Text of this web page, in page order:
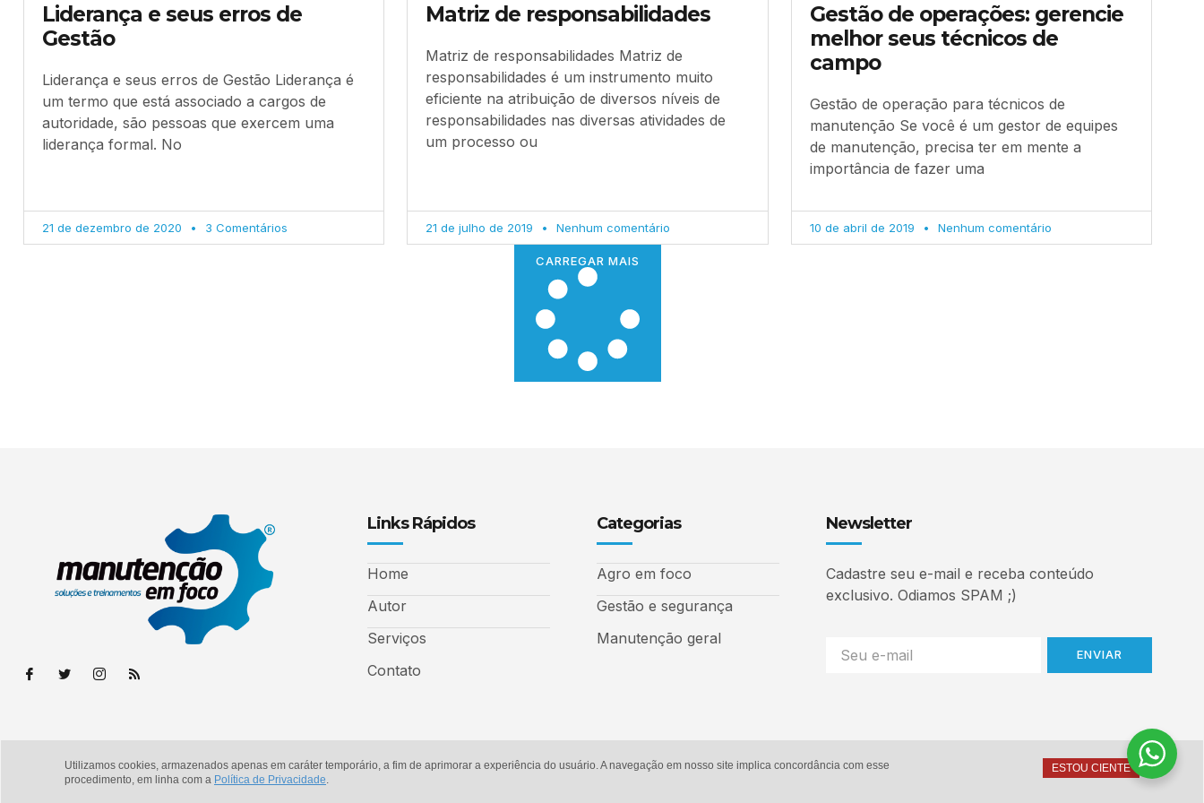
Liderança e seus erros de
Gestão
Liderança e seus erros de Gestão Liderança é
um termo que está associado a cargos de
autoridade, são pessoas que exercem uma
liderança formal. No
21 de dezembro de 2020 3 Comentários
Matriz de responsabilidades
Matriz de responsabilidades Matriz de
responsabilidades é um instrumento muito
eficiente na atribuição de diversos níveis de
responsabilidades nas diversas atividades de
um processo ou
21 de julho de 2019 Nenhum comentário
Gestão de operações: gerencie
melhor seus técnicos de
campo
Gestão de operação para técnicos de
manutenção Se você é um gestor de equipes
de manutenção, precisa ter em mente a
importância de fazer uma
10 de abril de 2019 Nenhum comentário
CARREGAR MAIS
Links Rápidos
Home
Autor
Serviços
Contato
Categorias
Agro em foco
Gestão e segurança
Manutenção geral
Newsletter
Cadastre seu e-mail e receba conteúdo
exclusivo. Odiamos SPAM ;)
ENVIAR
© Copyright 2026 - Manutenção em Foco Serviços Contato
Utilizamos cookies, armazenados apenas em caráter temporário, a fim de aprimorar a experiência do usuário. A navegação em nosso site implica concordância com esse
procedimento, em linha com a Política de Privacidade.
ESTOU CIENTE